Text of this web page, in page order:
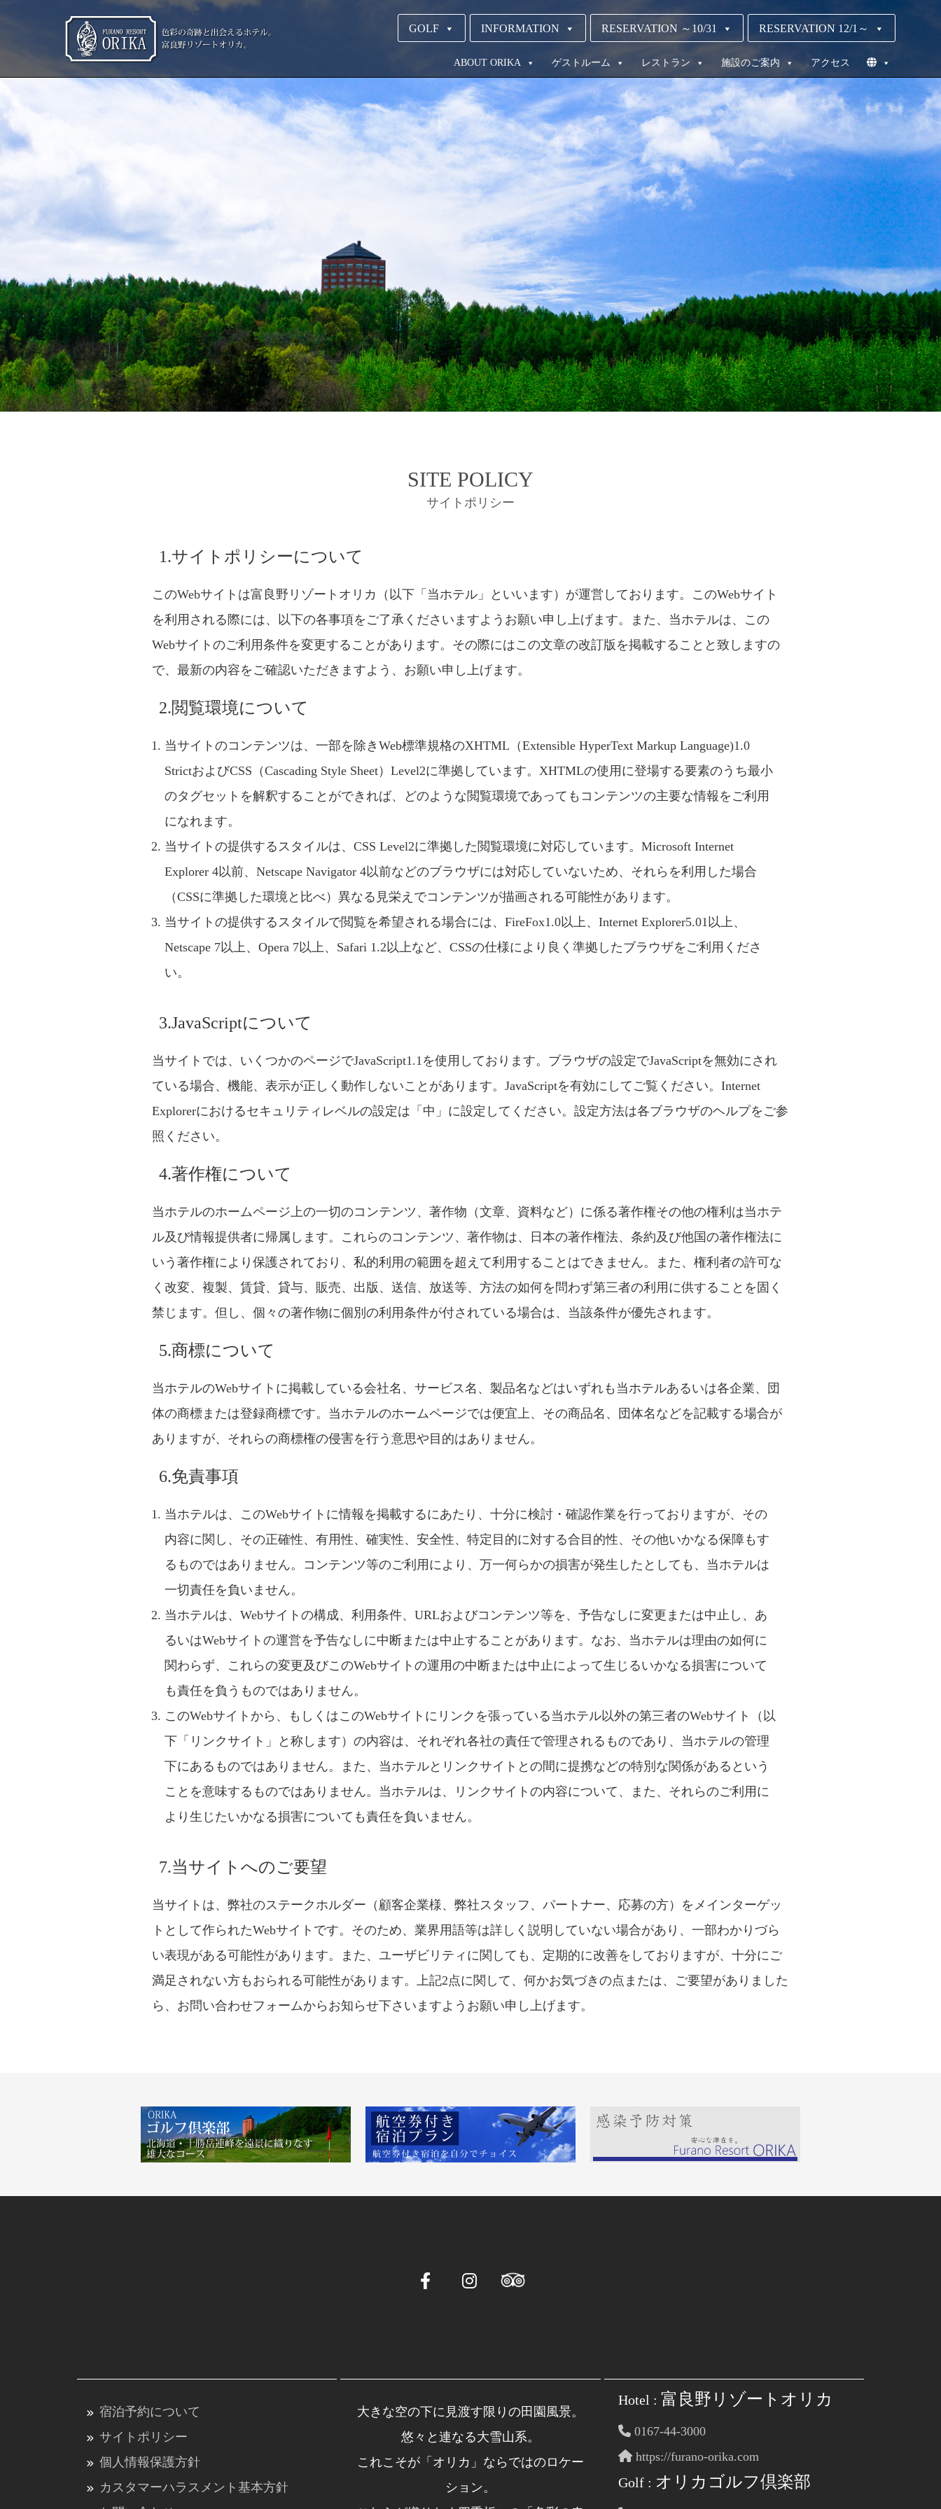
GOLF INFORMATION RESERVATION ～10/31 RESERVATION 12/1～
ABOUT ORIKA ゲストルーム レストラン 施設のご案内 アクセス
SITE POLICY
サイトポリシー
1.サイトポリシーについて
このWebサイトは富良野リゾートオリカ（以下「当ホテル」といいます）が運営しております。このWebサイト
を利用される際には、以下の各事項をご了承くださいますようお願い申し上げます。また、当ホテルは、この
Webサイトのご利用条件を変更することがあります。その際にはこの文章の改訂版を掲載することと致しますの
で、最新の内容をご確認いただきますよう、お願い申し上げます。
2.閲覧環境について
当サイトのコンテンツは、一部を除きWeb標準規格のXHTML（Extensible HyperText Markup Language)1.0
StrictおよびCSS（Cascading Style Sheet）Level2に準拠しています。XHTMLの使用に登場する要素のうち最小
のタグセットを解釈することができれば、どのような閲覧環境であってもコンテンツの主要な情報をご利用
になれます。
当サイトの提供するスタイルは、CSS Level2に準拠した閲覧環境に対応しています。Microsoft Internet
Explorer 4以前、Netscape Navigator 4以前などのブラウザには対応していないため、それらを利用した場合
（CSSに準拠した環境と比べ）異なる見栄えでコンテンツが描画される可能性があります。
当サイトの提供するスタイルで閲覧を希望される場合には、FireFox1.0以上、Internet Explorer5.01以上、
Netscape 7以上、Opera 7以上、Safari 1.2以上など、CSSの仕様により良く準拠したブラウザをご利用くださ
い。
3.JavaScriptについて
当サイトでは、いくつかのページでJavaScript1.1を使用しております。ブラウザの設定でJavaScriptを無効にされ
ている場合、機能、表示が正しく動作しないことがあります。JavaScriptを有効にしてご覧ください。Internet
Explorerにおけるセキュリティレベルの設定は「中」に設定してください。設定方法は各ブラウザのヘルプをご参
照ください。
4.著作権について
当ホテルのホームページ上の一切のコンテンツ、著作物（文章、資料など）に係る著作権その他の権利は当ホテ
ル及び情報提供者に帰属します。これらのコンテンツ、著作物は、日本の著作権法、条約及び他国の著作権法に
いう著作権により保護されており、私的利用の範囲を超えて利用することはできません。また、権利者の許可な
く改変、複製、賃貸、貸与、販売、出版、送信、放送等、方法の如何を問わず第三者の利用に供することを固く
禁じます。但し、個々の著作物に個別の利用条件が付されている場合は、当該条件が優先されます。
5.商標について
当ホテルのWebサイトに掲載している会社名、サービス名、製品名などはいずれも当ホテルあるいは各企業、団
体の商標または登録商標です。当ホテルのホームページでは便宜上、その商品名、団体名などを記載する場合が
ありますが、それらの商標権の侵害を行う意思や目的はありません。
6.免責事項
当ホテルは、このWebサイトに情報を掲載するにあたり、十分に検討・確認作業を行っておりますが、その
内容に関し、その正確性、有用性、確実性、安全性、特定目的に対する合目的性、その他いかなる保障もす
るものではありません。コンテンツ等のご利用により、万一何らかの損害が発生したとしても、当ホテルは
一切責任を負いません。
当ホテルは、Webサイトの構成、利用条件、URLおよびコンテンツ等を、予告なしに変更または中止し、あ
るいはWebサイトの運営を予告なしに中断または中止することがあります。なお、当ホテルは理由の如何に
関わらず、これらの変更及びこのWebサイトの運用の中断または中止によって生じるいかなる損害について
も責任を負うものではありません。
このWebサイトから、もしくはこのWebサイトにリンクを張っている当ホテル以外の第三者のWebサイト（以
下「リンクサイト」と称します）の内容は、それぞれ各社の責任で管理されるものであり、当ホテルの管理
下にあるものではありません。また、当ホテルとリンクサイトとの間に提携などの特別な関係があるという
ことを意味するものではありません。当ホテルは、リンクサイトの内容について、また、それらのご利用に
より生じたいかなる損害についても責任を負いません。
7.当サイトへのご要望
当サイトは、弊社のステークホルダー（顧客企業様、弊社スタッフ、パートナー、応募の方）をメインターゲッ
トとして作られたWebサイトです。そのため、業界用語等は詳しく説明していない場合があり、一部わかりづら
い表現がある可能性があります。また、ユーザビリティに関しても、定期的に改善をしておりますが、十分にご
満足されない方もおられる可能性があります。上記2点に関して、何かお気づきの点または、ご要望がありました
ら、お問い合わせフォームからお知らせ下さいますようお願い申し上げます。
宿泊予約について
サイトポリシー
個人情報保護方針
カスタマーハラスメント基本方針
大きな空の下に見渡す限りの田園風景。
悠々と連なる大雪山系。
これこそが「オリカ」ならではのロケー
ション。
Hotel : 富良野リゾートオリカ
0167-44-3000
https://furano-orika.com
Golf : オリカゴルフ倶楽部